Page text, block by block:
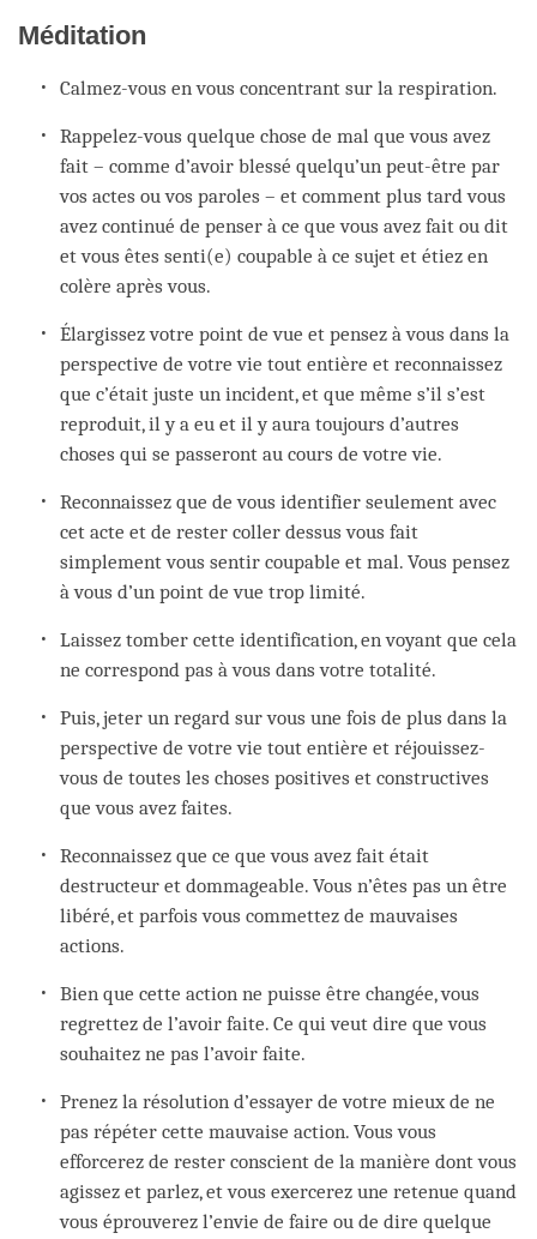
Méditation
Calmez-vous en vous concentrant sur la respiration.
Rappelez-vous quelque chose de mal que vous avez
fait – comme d’avoir blessé quelqu’un peut-être par
vos actes ou vos paroles – et comment plus tard vous
avez continué de penser à ce que vous avez fait ou dit
et vous êtes senti(e) coupable à ce sujet et étiez en
colère après vous.
Élargissez votre point de vue et pensez à vous dans la
perspective de votre vie tout entière et reconnaissez
que c’était juste un incident, et que même s’il s’est
reproduit, il y a eu et il y aura toujours d’autres
choses qui se passeront au cours de votre vie.
Reconnaissez que de vous identifier seulement avec
cet acte et de rester coller dessus vous fait
simplement vous sentir coupable et mal. Vous pensez
à vous d’un point de vue trop limité.
Laissez tomber cette identification, en voyant que cela
ne correspond pas à vous dans votre totalité.
Puis, jeter un regard sur vous une fois de plus dans la
perspective de votre vie tout entière et réjouissez-
vous de toutes les choses positives et constructives
que vous avez faites.
Reconnaissez que ce que vous avez fait était
destructeur et dommageable. Vous n’êtes pas un être
libéré, et parfois vous commettez de mauvaises
actions.
Bien que cette action ne puisse être changée, vous
regrettez de l’avoir faite. Ce qui veut dire que vous
souhaitez ne pas l’avoir faite.
Prenez la résolution d’essayer de votre mieux de ne
pas répéter cette mauvaise action. Vous vous
efforcerez de rester conscient de la manière dont vous
agissez et parlez, et vous exercerez une retenue quand
vous éprouverez l’envie de faire ou de dire quelque